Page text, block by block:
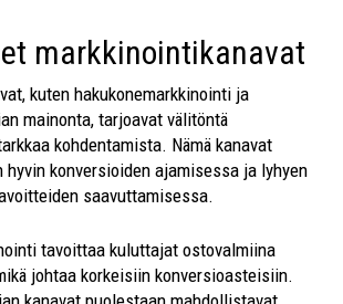
markkinointikanavat
kuten hakukonemarkkinointi ja
mainonta, tarjoavat välitöntä
kohdentamista. Nämä kanavat
konversioiden ajamisessa ja lyhyen
saavuttamisessa.
tavoittaa kuluttajat ostovalmiina
johtaa korkeisiin konversioasteisiin.